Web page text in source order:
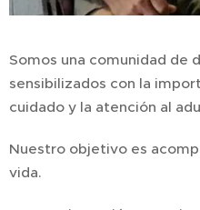
Somos una comunidad de
sensibilizados con la
cuidado y la atención al
Nuestro objetivo es
vida.